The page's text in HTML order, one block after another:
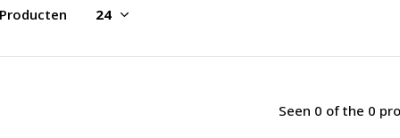
Seen 0 of the 0